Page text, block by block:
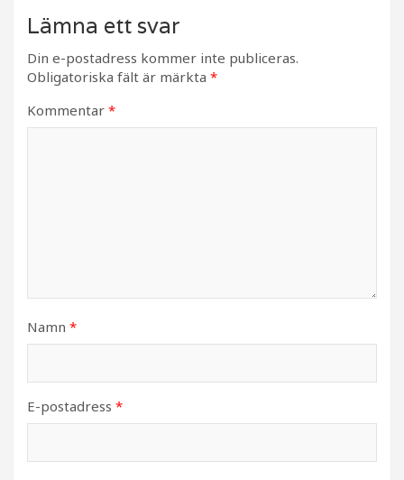
Lämna ett svar
Din e-postadress kommer inte publiceras.
Obligatoriska fält är märkta *
Kommentar *
Namn *
E-postadress *